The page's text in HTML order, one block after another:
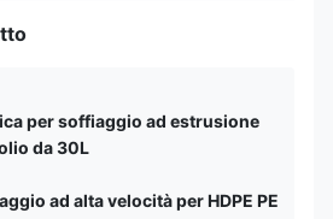
per soffiaggio ad estrusione
da 30L
ad alta velocità per HDPE PE